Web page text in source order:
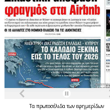
Ταπρωτοσέλιδατωνεφημερίδων